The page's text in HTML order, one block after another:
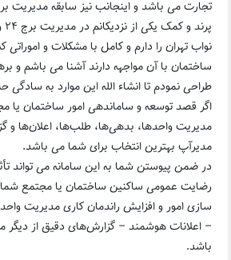
نواب تهران را دارم و کامل با مشکلات و اموراتی
ساختمان با آن مواجهه دارند آشنا می باشم و
طراحی نمودم تا انشاء الله این موارد به سادگی
اگر قصد توسعه و ساماندهی امور ساختمان
مدیریت واحدها، بدهی‌ها، طلب‌ها، اعلان‌ها و
مدیرآپ بهترین انتخاب برای شما می باشد.
در ضمن پیوستن شما به این سامانه می تواند
رضایت عمومی ساکنین ساختمان یا مجتمع شما
سازی امور و افزایش راندمان کاری مدیریت
– اعلانات هوشمند – گزارش‌های دقیق از دیگر
باشد.